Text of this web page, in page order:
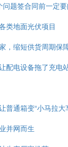
题签合同前一定
类地面光伏项目
，缩短供货周期保
配电设备拖了充电
普通箱变“小马拉大
并网而生